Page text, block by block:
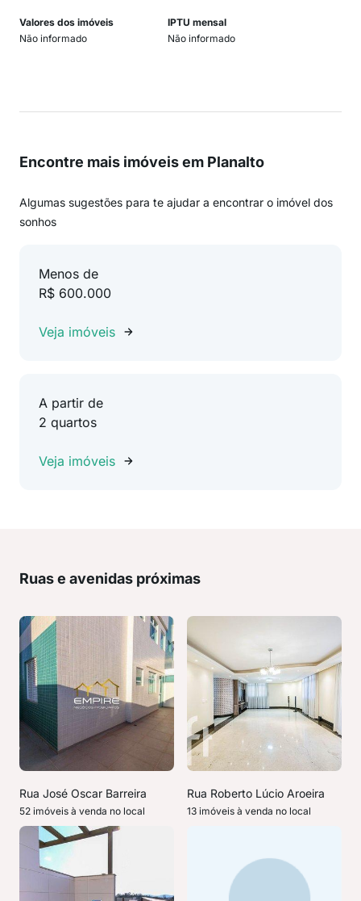
Valores dos imóveis
Não informado
IPTU mensal
Não informado
Encontre mais imóveis em Planalto
Algumas sugestões para te ajudar a encontrar o imóvel dos
sonhos
Menos de
R$ 600.000
Veja imóveis
A partir de
2 quartos
Veja imóveis
Ruas e avenidas próximas
Rua José Oscar Barreira
52 imóveis à venda no local
Rua Roberto Lúcio Aroeira
13 imóveis à venda no local